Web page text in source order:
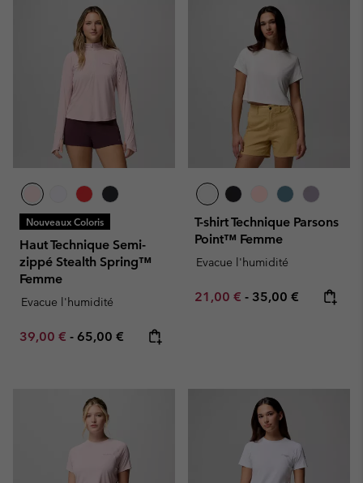
Nouveaux Coloris
Haut Technique Semi-
zippé Stealth Spring™
Femme
Evacue l'humidité
Minimum sale price:
39,00 € - Maximum price:
65,00 €
T-shirt Technique Parsons
Point™ Femme
Evacue l'humidité
Minimum sale price:
21,00 € - Maximum price:
35,00 €